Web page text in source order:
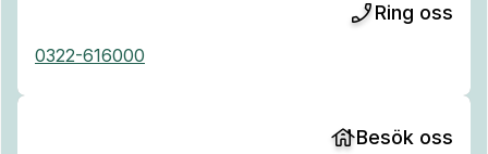
Ring oss
0322-616000
Besök oss